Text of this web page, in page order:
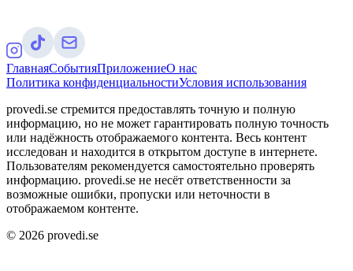
ГлавнаяСобытияПриложениеО нас
Политика конфиденциальностиУсловия использования
provedi.se стремится предоставлять точную и полную
информацию, но не может гарантировать полную точность
или надёжность отображаемого контента. Весь контент
исследован и находится в открытом доступе в интернете.
Пользователям рекомендуется самостоятельно проверять
информацию. provedi.se не несёт ответственности за
возможные ошибки, пропуски или неточности в
отображаемом контенте.
© 2026 provedi.se